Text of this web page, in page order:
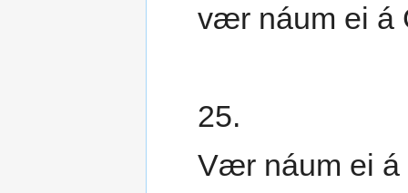
vær náum ei á
25.
Vær náum ei á